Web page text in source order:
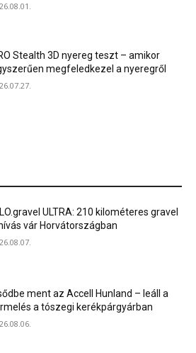
Stealth 3D nyereg teszt – amikor
megfeledkezel a nyeregről
ULTRA: 210 kilométeres gravel
vár Horvátországban
ment az Accell Hunland – leáll a
a tószegi kerékpárgyárban